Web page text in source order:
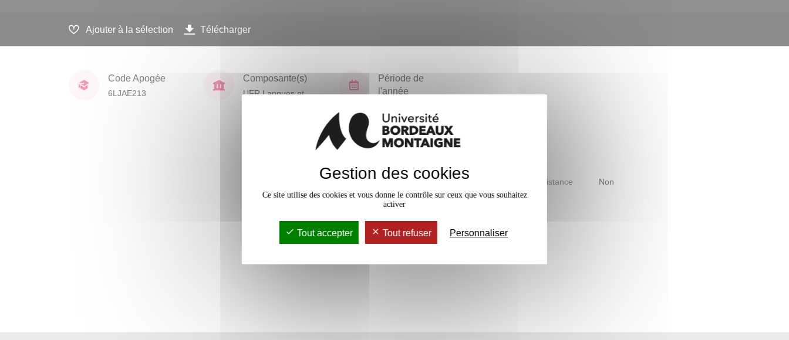
Ajouter à la sélection Télécharger
Code Apogée
6LJAE213
Composante(s)
UFR Langues et
Période de
l'année
Accessible à distance Non
Gestion des cookies
Ce site utilise des cookies et vous donne le contrôle sur ceux que vous souhaitez
activer
Tout accepter Tout refuser Personnaliser